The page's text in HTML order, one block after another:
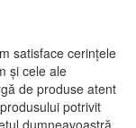
satisface cerințele
și cele ale
de produse atent
potrivit
dumneavoastră.